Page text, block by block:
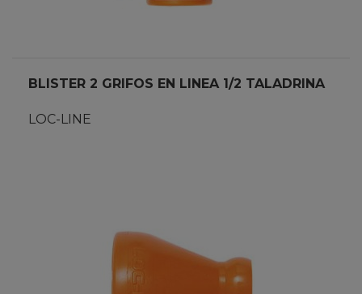
BLISTER 2 GRIFOS EN LINEA 1/2 TALADRINA
LOC-LINE